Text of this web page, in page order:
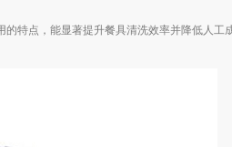
特点，能显著提升餐具清洗效率并降低人工